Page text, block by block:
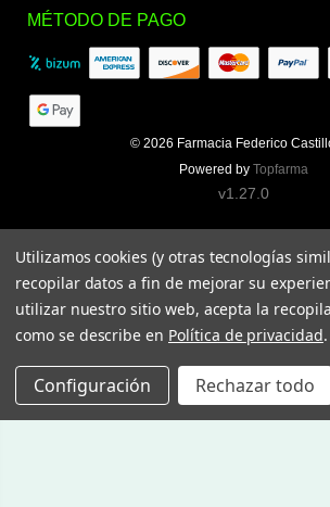
MÉTODO DE PAGO
© 2026 Farmacia Federico
Powered by Topfarma
v1.27.0
Utilizamos cookies (y otras tecnologías
recopilar datos a fin de mejorar su
utilizar nuestro sitio web, acepta la
como se describe en Política de privacidad.
Configuración Rechazar todo